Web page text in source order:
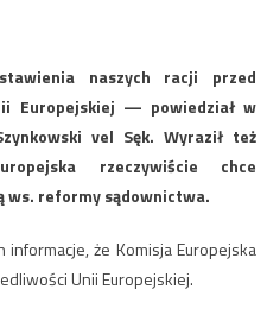
naszych racji przed
Europejskiej — powiedział w
vel Sęk. Wyraził też
rzeczywiście chce
ws. reformy sądownictwa.
że Komisja Europejska
Unii Europejskiej.